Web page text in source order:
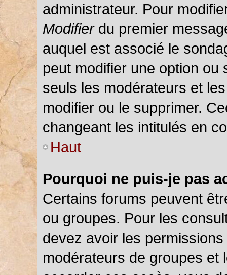
administrateur. Pour
Modifierdu premier
auquel est associé le
peut modifier une option ou
seuls les modérateurs et
modifier ou le supprimer.
changeant les intitulés en
Haut
Pourquoi ne puis-je pas
Certains forums peuvent
ou groupes. Pour les
devez avoir les
modérateurs de groupes et